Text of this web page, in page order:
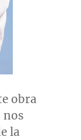
obra
nos
la